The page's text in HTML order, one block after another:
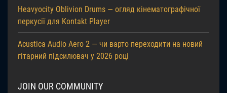
Heavyocity Oblivion Drums — огляд кінематографічної
перкусії для Kontakt Player
Acustica Audio Aero 2 — чи варто переходити на новий
гітарний підсилювач у 2026 році
JOIN OUR COMMUNITY